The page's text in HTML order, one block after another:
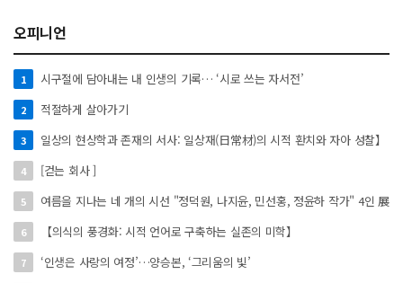
오피니언
1 시구절에 담아내는 내 인생의 기록… ‘시로 쓰는 자서전’
2 적절하게 살아가기
3 일상의 현상학과 존재의 서사: 일상재(日常材)의 시적 환치와 자아 성찰】
4 [걷는 회사 ]
5 여름을 지나는 네 개의 시선 "정덕원, 나지윤, 민선홍, 정윤하 작가" 4인 展
6 【의식의 풍경화: 시적 언어로 구축하는 실존의 미학】
7 ‘인생은 사랑의 여정’…양승본, ‘그리움의 빛’